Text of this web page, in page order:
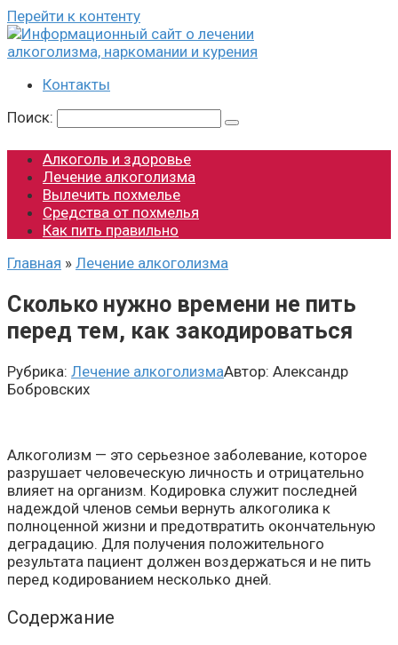
Перейти к контенту
Контакты
Поиск:
Алкоголь и здоровье
Лечение алкоголизма
Вылечить похмелье
Средства от похмелья
Как пить правильно
Главная » Лечение алкоголизма
Сколько нужно времени не пить
перед тем, как закодироваться
Рубрика: Лечение алкоголизмаАвтор: Александр
Бобровских
Алкоголизм — это серьезное заболевание, которое
разрушает человеческую личность и отрицательно
влияет на организм. Кодировка служит последней
надеждой членов семьи вернуть алкоголика к
полноценной жизни и предотвратить окончательную
деградацию. Для получения положительного
результата пациент должен воздержаться и не пить
перед кодированием несколько дней.
Содержание